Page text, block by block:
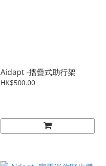
Aidapt -摺疊式助行架
HK$500.00